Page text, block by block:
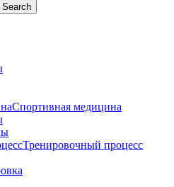
Search
Спортивная медицина
Тренировочный процесс